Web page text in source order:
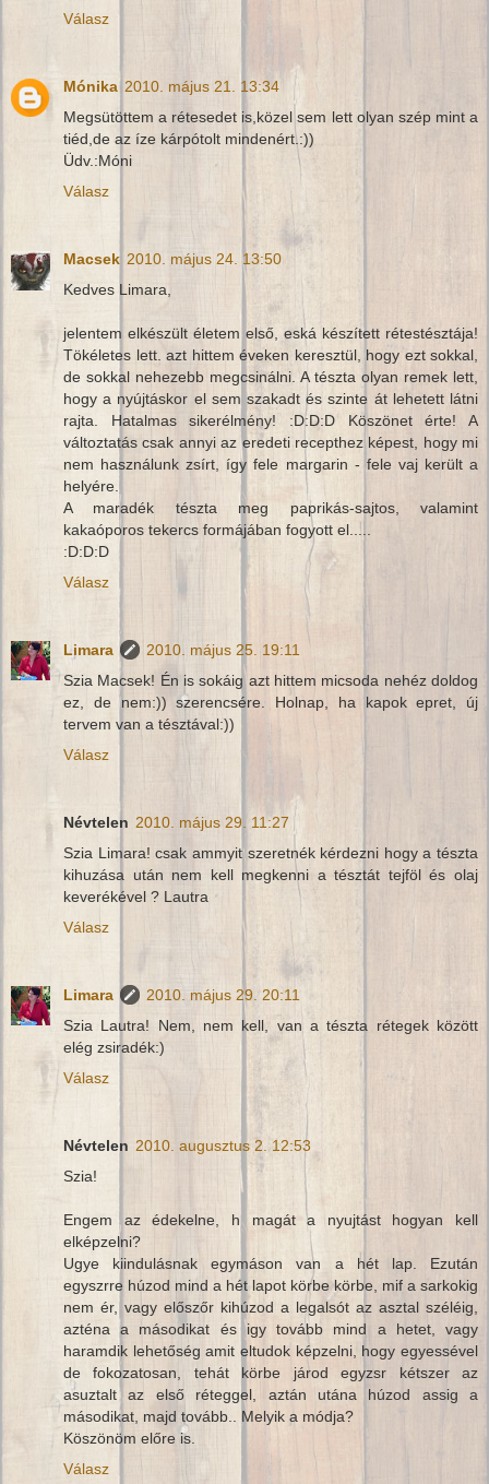
Válasz
Mónika 2010. május 21. 13:34
Megsütöttem a rétesedet is,közel sem lett olyan szép mint a
tiéd,de az íze kárpótolt mindenért.:))
Üdv.:Móni
Válasz
Macsek 2010. május 24. 13:50
Kedves Limara,
jelentem elkészült életem első, eská készített rétestésztája!
Tökéletes lett. azt hittem éveken keresztül, hogy ezt sokkal,
de sokkal nehezebb megcsinálni. A tészta olyan remek lett,
hogy a nyújtáskor el sem szakadt és szinte át lehetett látni
rajta. Hatalmas sikerélmény! :D:D:D Köszönet érte! A
változtatás csak annyi az eredeti recepthez képest, hogy mi
nem használunk zsírt, így fele margarin - fele vaj került a
helyére.
A maradék tészta meg paprikás-sajtos, valamint
kakaóporos tekercs formájában fogyott el.....
:D:D:D
Válasz
Limara
2010. május 25. 19:11
Szia Macsek! Én is sokáig azt hittem micsoda nehéz doldog
ez, de nem:)) szerencsére. Holnap, ha kapok epret, új
tervem van a tésztával:))
Válasz
Névtelen 2010. május 29. 11:27
Szia Limara! csak ammyit szeretnék kérdezni hogy a tészta
kihuzása után nem kell megkenni a tésztát tejföl és olaj
keverékével ? Lautra
Válasz
Limara
2010. május 29. 20:11
Szia Lautra! Nem, nem kell, van a tészta rétegek között
elég zsiradék:)
Válasz
Névtelen 2010. augusztus 2. 12:53
Szia!
Engem az édekelne, h magát a nyujtást hogyan kell
elképzelni?
Ugye kiindulásnak egymáson van a hét lap. Ezután
egyszrre húzod mind a hét lapot körbe körbe, mif a sarkokig
nem ér, vagy előszőr kihúzod a legalsót az asztal széléig,
azténa a másodikat és igy tovább mind a hetet, vagy
haramdik lehetőség amit eltudok képzelni, hogy egyessével
de fokozatosan, tehát körbe járod egyzsr kétszer az
asuztalt az első réteggel, aztán utána húzod assig a
másodikat, majd tovább.. Melyik a módja?
Köszönöm előre is.
Válasz